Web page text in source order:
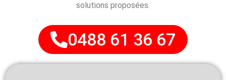
solutions proposées.
0488 61 36 67